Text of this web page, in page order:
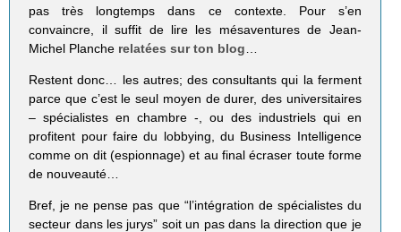
pas très longtemps dans ce contexte. Pour s’en
convaincre, il suffit de lire les mésaventures de Jean-
Michel Planche relatées sur ton blog
Restent donc… les autres; des consultants qui la ferment
parce que c’est le seul moyen de durer, des universitaires
– spécialistes en chambre -, ou des industriels qui en
profitent pour faire du lobbying, du Business Intelligence
comme on dit (espionnage) et au final écraser toute forme
de nouveauté…
Bref, je ne pense pas que “l’intégration de spécialistes du
secteur dans les jurys” soit un pas dans la direction que je